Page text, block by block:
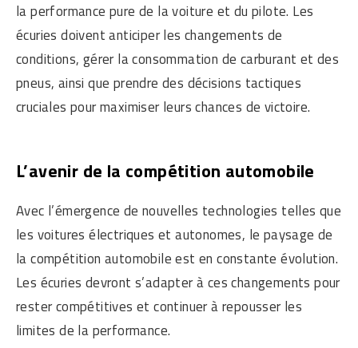
la performance pure de la voiture et du pilote. Les
écuries doivent anticiper les changements de
conditions, gérer la consommation de carburant et des
pneus, ainsi que prendre des décisions tactiques
cruciales pour maximiser leurs chances de victoire.
L’avenir de la compétition automobile
Avec l’émergence de nouvelles technologies telles que
les voitures électriques et autonomes, le paysage de
la compétition automobile est en constante évolution.
Les écuries devront s’adapter à ces changements pour
rester compétitives et continuer à repousser les
limites de la performance.